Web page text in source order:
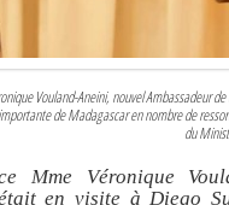
Vouland-Aneini, nouvel Ambassadeur
de Madagascar en nombre de
du
Mme Véronique
en visite à Diego